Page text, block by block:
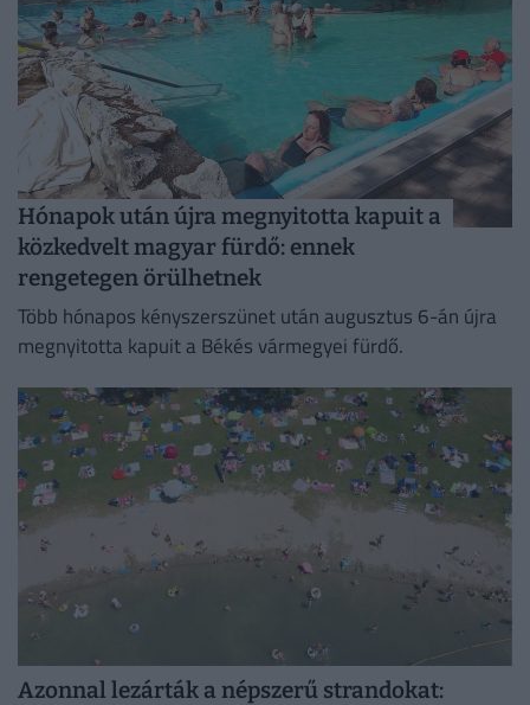
Hónapok után újra megnyitotta kapuit a
közkedvelt magyar fürdő: ennek
rengetegen örülhetnek
Több hónapos kényszerszünet után augusztus 6-án újra
megnyitotta kapuit a Békés vármegyei fürdő.
Azonnal lezárták a népszerű strandokat: